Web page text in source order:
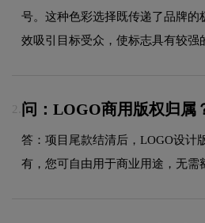
号。这种色彩选择既传递了品牌的
效吸引目标受众，使标志具有较强
2. 问：LOGO商用版权归属
答：项目尾款结清后，LOGO设计
有，您可自由用于商业用途，无需